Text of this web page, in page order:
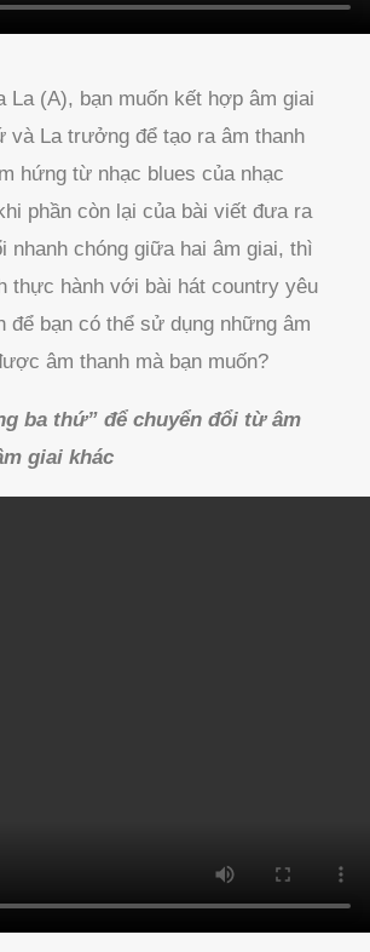
La (A), bạn muốn kết hợp âm giai
và La trưởng để tạo ra âm thanh
hứng từ nhạc blues của nhạc
phần còn lại của bài viết đưa ra
nhanh chóng giữa hai âm giai, thì
thực hành với bài hát country yêu
để bạn có thể sử dụng những âm
âm thanh mà bạn muốn?
ba thứ” để chuyển đổi từ âm
giai khác